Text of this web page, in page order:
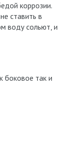
коррозии.
ставить в
воду сольют, и
боковое так и